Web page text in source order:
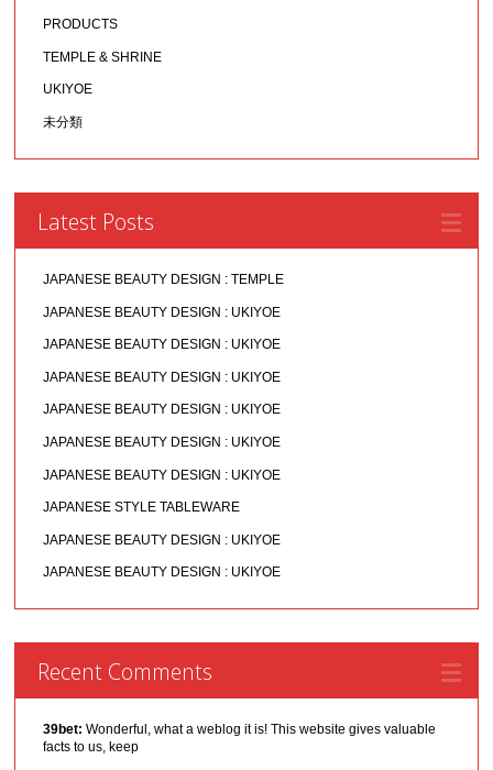
PRODUCTS
TEMPLE & SHRINE
UKIYOE
未分類
Latest Posts
JAPANESE BEAUTY DESIGN : TEMPLE
JAPANESE BEAUTY DESIGN : UKIYOE
JAPANESE BEAUTY DESIGN : UKIYOE
JAPANESE BEAUTY DESIGN : UKIYOE
JAPANESE BEAUTY DESIGN : UKIYOE
JAPANESE BEAUTY DESIGN : UKIYOE
JAPANESE BEAUTY DESIGN : UKIYOE
JAPANESE STYLE TABLEWARE
JAPANESE BEAUTY DESIGN : UKIYOE
JAPANESE BEAUTY DESIGN : UKIYOE
Recent Comments
39bet: Wonderful, what a weblog it is! This website gives valuable
facts to us, keep